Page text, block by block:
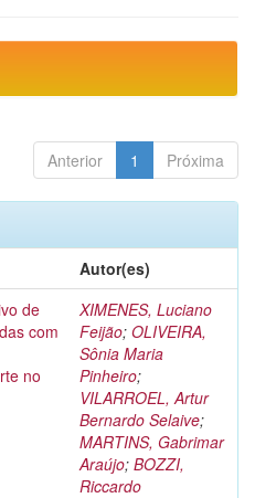
Anterior 1 Próxima
Autor(es)
de
com
no
XIMENES, Luciano
Feijão; OLIVEIRA,
Sônia Maria
Pinheiro;
VILARROEL, Artur
Bernardo Selaive;
MARTINS, Gabrimar
Araújo; BOZZI,
Riccardo